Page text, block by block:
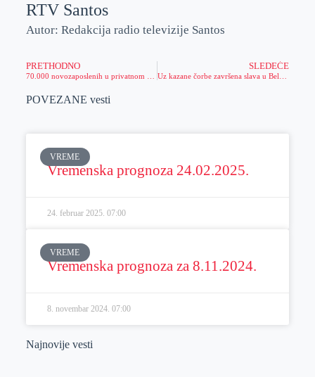
RTV Santos
Autor: Redakcija radio televizije Santos
PRETHODNO SLEDEĆE
POVEZANE vesti
VREME
Vremenska prognoza 24.02.2025.
24. februar 2025. 07:00
VREME
Vremenska prognoza za 8.11.2024.
8. novembar 2024. 07:00
Najnovije vesti